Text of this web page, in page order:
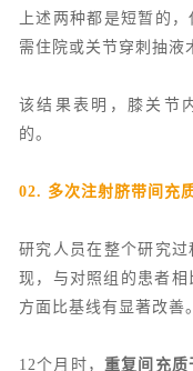
上述两种都是短暂的
需住院或关节穿刺抽液
该结果表明，膝关节
的。
02. 多次注射脐带间充
研究人员在整个研究
现，与对照组的患者
方面比基线有显著改善。
12个月时，重复间充质